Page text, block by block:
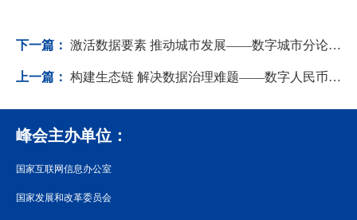
下一篇： 激活数据要素 推动城市发展——数字城市分论坛观察
上一篇： 构建生态链 解决数据治理难题——数字人民币产业发展分论坛观察
峰会主办单位：
国家互联网信息办公室
国家发展和改革委员会